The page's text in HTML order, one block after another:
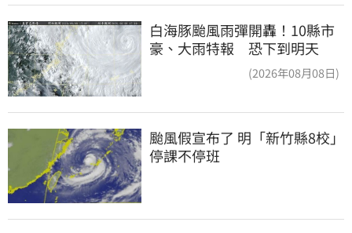
白海豚颱風雨彈開轟！10縣市
豪、大雨特報 恐下到明天
(2026年08月08日)
颱風假宣布了 明「新竹縣8校」
停課不停班